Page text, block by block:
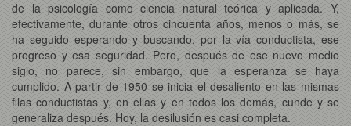
de la psicología como ciencia natural teórica y aplicada. Y,
efectivamente, durante otros cincuenta años, menos o más, se
ha seguido esperando y buscando, por la vía conductista, ese
progreso y esa seguridad. Pero, después de ese nuevo medio
siglo, no parece, sin embargo, que la esperanza se haya
cumplido. A partir de 1950 se inicia el desaliento en las mismas
filas conductistas y, en ellas y en todos los demás, cunde y se
generaliza después. Hoy, la desilusión es casi completa.